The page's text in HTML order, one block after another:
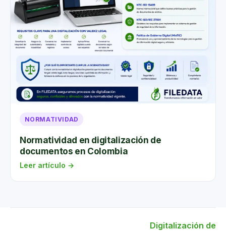
Otros Servicios Que Te Pueden Interesar
¿Qué es la digitalización?
Todo sobre digitalización de documentos
Síguenos En Nuestras Redes Sociales
Instagram
TikTok
NORMATIVIDAD
Normatividad en digitalización de
documentos en Colombia
Leer artículo →
Digitalización de